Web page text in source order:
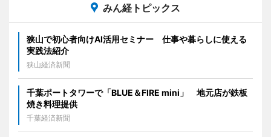
みん経トピックス
狭山で初心者向けAI活用セミナー 仕事や暮らしに使える
実践法紹介
狭山経済新聞
千葉ポートタワーで「BLUE＆FIRE mini」 地元店が鉄板
焼き料理提供
千葉経済新聞